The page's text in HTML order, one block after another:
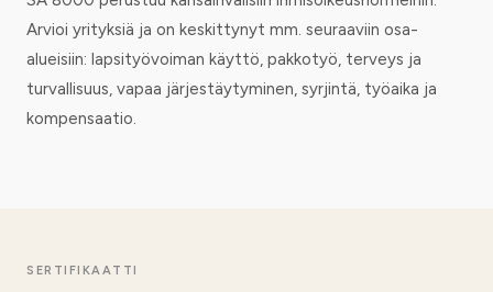
Arvioi yrityksiä ja on keskittynyt mm. seuraaviin osa-
alueisiin: lapsityövoiman käyttö, pakkotyö, terveys ja
turvallisuus, vapaa järjestäytyminen, syrjintä, työaika ja
kompensaatio.
SERTIFIKAATTI